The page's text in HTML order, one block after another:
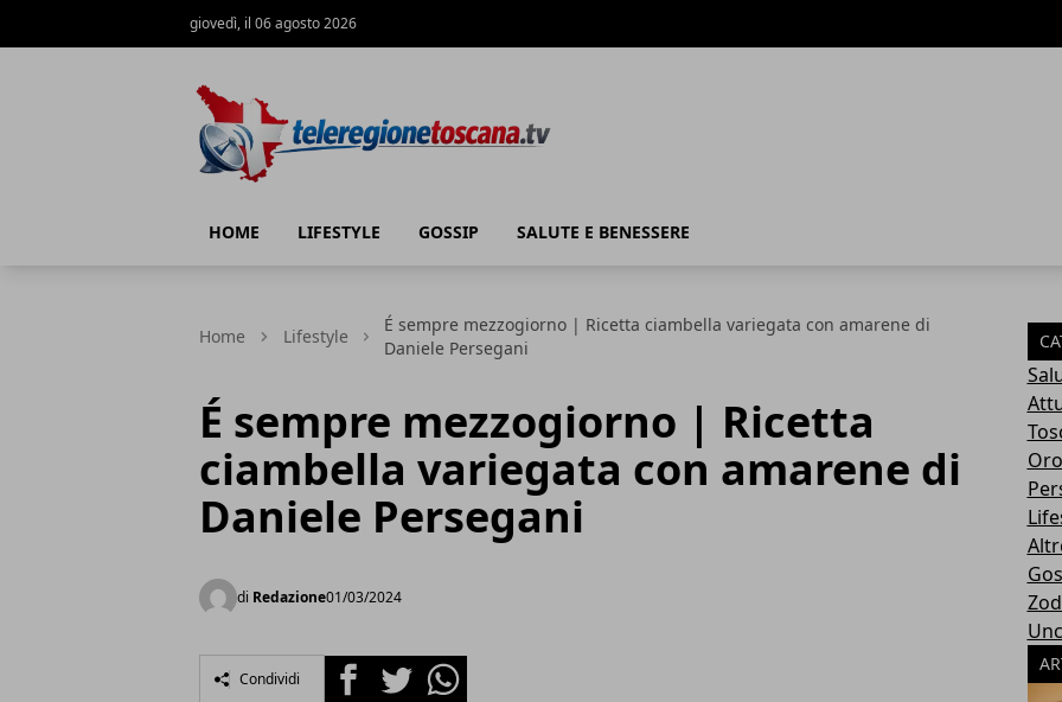
giovedì, il 06 agosto 2026
HOME LIFESTYLE GOSSIP SALUTE E BENESSERE
Home Lifestyle
É sempre mezzogiorno | Ricetta ciambella variegata con amarene di
Daniele Persegani
É sempre mezzogiorno | Ricetta
ciambella variegata con amarene di
Daniele Persegani
di Redazione01/03/2024
Condividi FacebookTwitterWhatsapp